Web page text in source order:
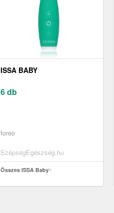
ISSA BABY
6 db
foreo
SzépségEgészség.hu
Összes ISSA Baby